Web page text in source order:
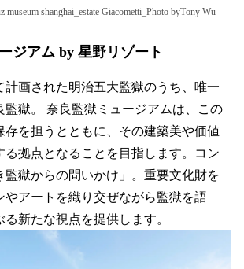
shanghai_estate Giacometti_Photo byTony Wu
ジアム by 星野リゾート
計画された明治五大監獄のうち、唯一
監獄。 奈良監獄ミュージアムは、この
存を担うとともに、その建築美や価値
る拠点となることを目指します。コン
監獄からの問いかけ」。重要文化財を
やアートを織り交ぜながら監獄を語
る新たな視点を提供します。